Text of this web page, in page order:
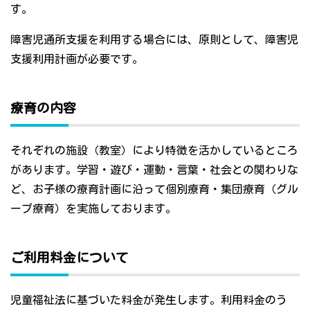
す。
障害児通所支援を利用する場合には、原則として、障害児
支援利用計画が必要です。
療育の内容
それぞれの施設（教室）により特徴を活かしているところ
があります。学習・遊び・運動・言葉・社会との関わりな
ど、お子様の療育計画に沿って個別療育・集団療育（グル
ープ療育）を実施しております。
ご利用料金について
児童福祉法に基づいた料金が発生します。利用料金のう